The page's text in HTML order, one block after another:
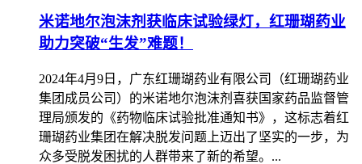
米诺地尔泡沫剂获临床试验绿灯，红珊瑚药业
助力突破“生发”难题！
2024年4月9日，广东红珊瑚药业有限公司（红珊瑚药业
集团成员公司）的米诺地尔泡沫剂喜获国家药品监督管
理局颁发的《药物临床试验批准通知书》，这标志着红
珊瑚药业集团在解决脱发问题上迈出了坚实的一步，为
众多受脱发困扰的人群带来了新的希望。...